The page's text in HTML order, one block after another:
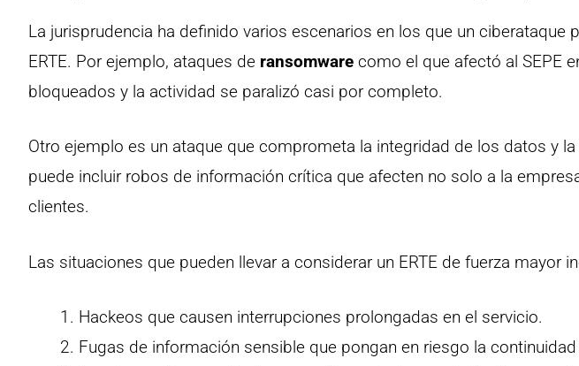
La jurisprudencia ha definido varios escenarios en los que un ciberataque
ERTE. Por ejemplo, ataques de ransomware como el que afectó al SEPE
bloqueados y la actividad se paralizó casi por completo.
Otro ejemplo es un ataque que comprometa la integridad de los datos y
puede incluir robos de información crítica que afecten no solo a la
clientes.
Las situaciones que pueden llevar a considerar un ERTE de fuerza mayor
Hackeos que causen interrupciones prolongadas en el servicio.
Fugas de información sensible que pongan en riesgo la continuidad